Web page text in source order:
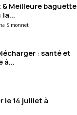
Meilleure baguette
Simonnet
: santé et
à...
le 14 juillet à